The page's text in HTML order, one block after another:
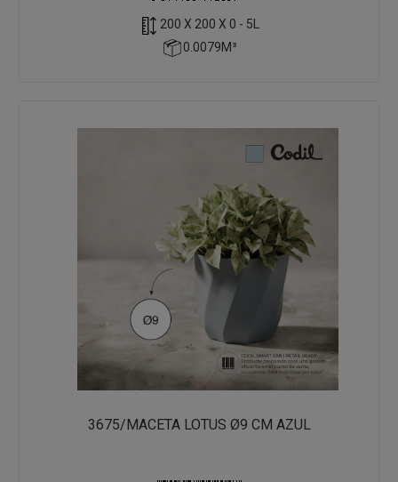
200 X 200 X 0 - 5L
0.0079M³
3675/MACETA LOTUS Ø9 CM AZUL